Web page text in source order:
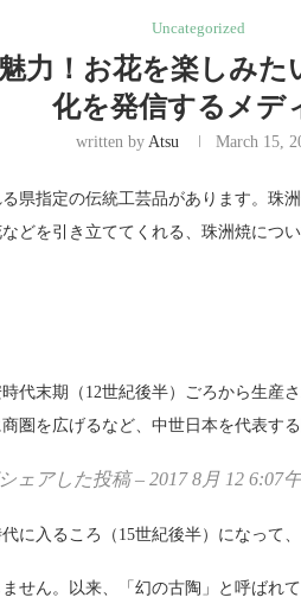
Uncategorized
力！お花を楽しみ
化を発信するメデ
written by Atsu March 15,
県指定の伝統工芸品があります。珠
どを引き立ててくれる、珠洲焼につい
代末期（12世紀後半）ごろから生産
圏を広げるなど、中世日本を代表す
ェアした投稿 – 2017 8月 12 6:07
に入るころ（15世紀後半）になって
せん。以来、「幻の古陶」と呼ばれ